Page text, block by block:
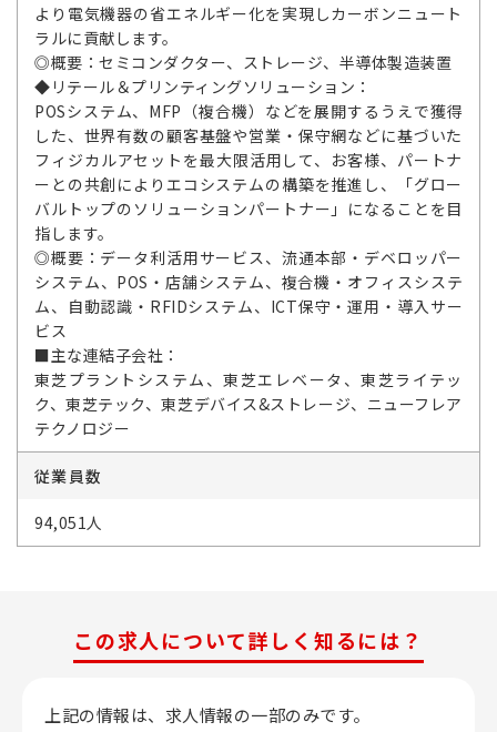
より電気機器の省エネルギー化を実現しカーボンニュート
ラルに貢献します。
◎概要：セミコンダクター、ストレージ、半導体製造装置
◆リテール＆プリンティングソリューション：
POSシステム、MFP（複合機）などを展開するうえで獲得
した、世界有数の顧客基盤や営業・保守網などに基づいた
フィジカルアセットを最大限活用して、お客様、パートナ
ーとの共創によりエコシステムの構築を推進し、「グロー
バルトップのソリューションパートナー」になることを目
指します。
◎概要：データ利活用サービス、流通本部・デベロッパー
システム、POS・店舗システム、複合機・オフィスシステ
ム、自動認識・RFIDシステム、ICT保守・運用・導入サー
ビス
■主な連結子会社：
東芝プラントシステム、東芝エレベータ、東芝ライテッ
ク、東芝テック、東芝デバイス&ストレージ、ニューフレア
テクノロジー
従業員数
94,051人
この求人について詳しく知るには？
上記の情報は、求人情報の一部のみです。